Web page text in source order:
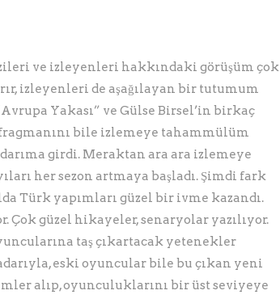
ve izleyenleri hakkındaki görüşüm çok
izleyenleri de aşağılayan bir tutumum
Yakası” ve Gülse Birsel’in birkaç
bile izlemeye tahammülüm
girdi. Meraktan ara ara izlemeye
her sezon artmaya başladı. Şimdi fark
Türk yapımları güzel bir ivme kazandı.
Çok güzel hikayeler, senaryolar yazılıyor.
taş çıkartacak yetenekler
eski oyuncular bile bu çıkan yeni
alıp, oyunculuklarını bir üst seviyeye